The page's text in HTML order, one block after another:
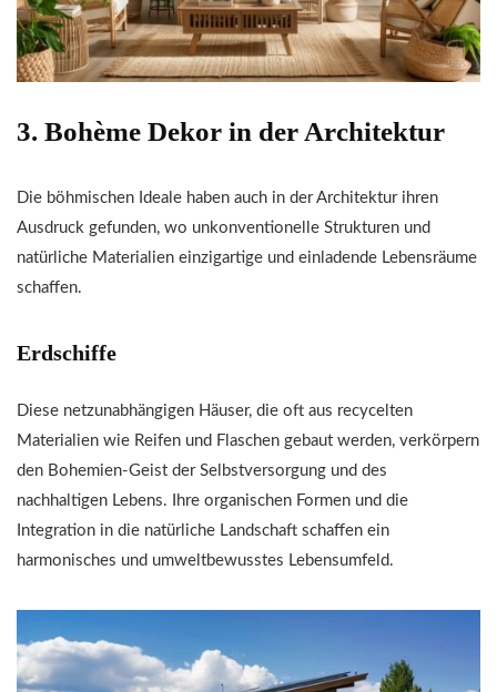
3. Bohème Dekor in der Architektur
Die böhmischen Ideale haben auch in der Architektur ihren
Ausdruck gefunden, wo unkonventionelle Strukturen und
natürliche Materialien einzigartige und einladende Lebensräume
schaffen.
Erdschiffe
Diese netzunabhängigen Häuser, die oft aus recycelten
Materialien wie Reifen und Flaschen gebaut werden, verkörpern
den Bohemien-Geist der Selbstversorgung und des
nachhaltigen Lebens. Ihre organischen Formen und die
Integration in die natürliche Landschaft schaffen ein
harmonisches und umweltbewusstes Lebensumfeld.